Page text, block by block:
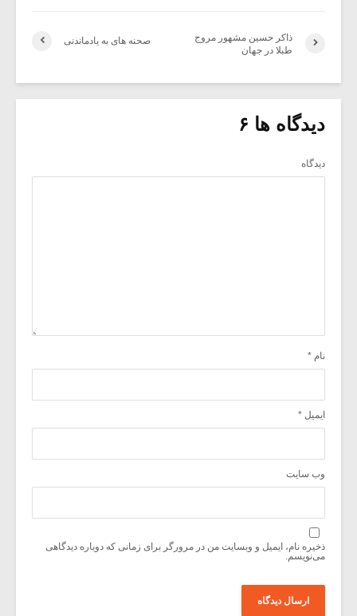
صحنه هاى به یادماندنى
ذاکر حسین مشهور مروج
طبلا در جهان
دیدگاه ها ۶
دیدگاه
نام *
ایمیل *
وب‌ سایت
ذخیره نام، ایمیل و وبسایت من در مرورگر برای زمانی که دوباره دیدگاهی
می‌نویسم.